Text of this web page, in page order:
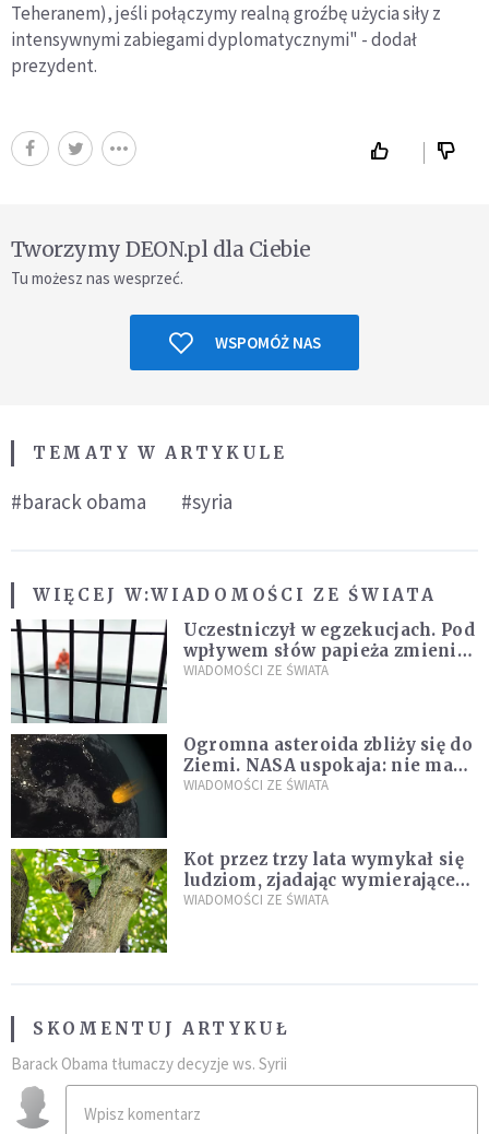
Teheranem), jeśli połączymy realną groźbę użycia siły z
intensywnymi zabiegami dyplomatycznymi" - dodał
prezydent.
Tworzymy DEON.pl dla Ciebie
Tu możesz nas wesprzeć.
WSPOMÓŻ NAS
TEMATY W ARTYKULE
#barack obama #syria
WIĘCEJ W:WIADOMOŚCI ZE ŚWIATA
Uczestniczył w egzekucjach. Pod
wpływem słów papieża zmienił
zdanie
WIADOMOŚCI ZE ŚWIATA
Ogromna asteroida zbliży się do
Ziemi. NASA uspokaja: nie ma
zagrożenia
WIADOMOŚCI ZE ŚWIATA
Kot przez trzy lata wymykał się
ludziom, zjadając wymierające
kaczki. W końcu popełnił
WIADOMOŚCI ZE ŚWIATA
SKOMENTUJ ARTYKUŁ
Barack Obama tłumaczy decyzje ws. Syrii